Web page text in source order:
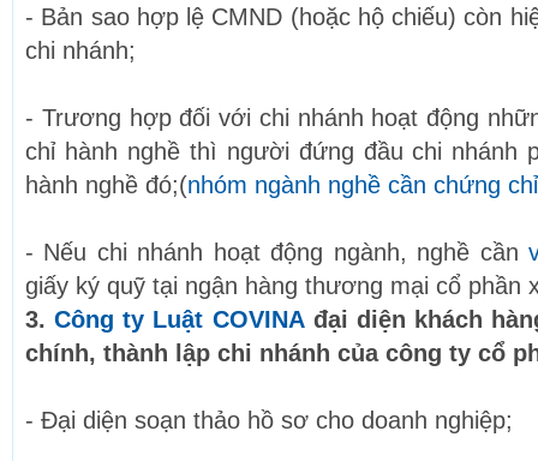
- Bản sao hợp lệ CMND (hoặc hộ chiếu) còn
chi nhánh;
- Trương hợp đối với chi nhánh hoạt động
chỉ hành nghề thì người đứng đầu chi nhánh
hành nghề đó;(nhóm ngành nghề cần chứng
- Nếu chi nhánh hoạt động ngành, nghề cần
giấy ký quỹ tại ngận hàng thương mại cổ phần
3.Công ty Luật COVINAđại diện khách
chính, thành lập chi nhánh của công ty cổ
- Đại diện soạn thảo hồ sơ cho doanh nghiệp;